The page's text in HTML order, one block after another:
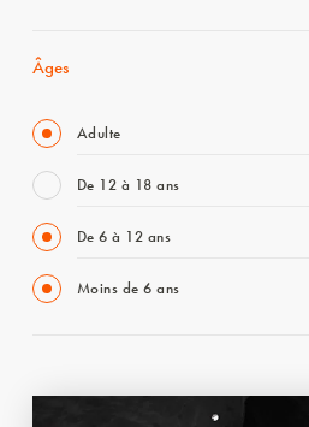
Âges
Adulte
De 12 à 18 ans
De 6 à 12 ans
Moins de 6 ans